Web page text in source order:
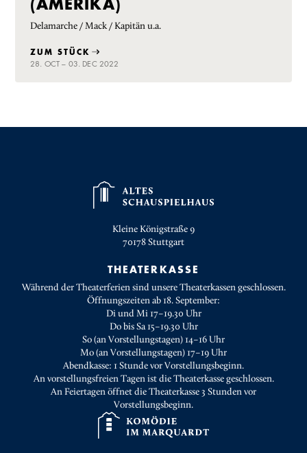
Delamarche / Mack / Kapitän u.a.
ZUM STÜCK
28. OCT – 03. DEC 2022
Kleine Königstraße 9
70178Stuttgart
THEATERKASSE
Während der Theaterferien sind unsere Theaterkassen geschlossen.
Öffnungszeiten ab 18. September:
Di und Mi 17–19.30 Uhr
Do bis Sa 15–19.30 Uhr
So (an Vorstellungstagen) 14–16 Uhr
Mo (an Vorstellungstagen) 17–19 Uhr
Abendkasse: 1 Stunde vor Vorstellungsbeginn.
An vorstellungsfreien Tagen ist die Theaterkasse geschlossen.
An Feiertagen öffnet die Theaterkasse 3 Stunden vor
Vorstellungsbeginn.